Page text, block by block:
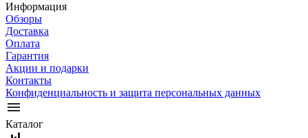
Информация
Обзоры
Доставка
Оплата
Гарантия
Акции и подарки
Контакты
Конфиденциальность и защита персональных данных
Каталог